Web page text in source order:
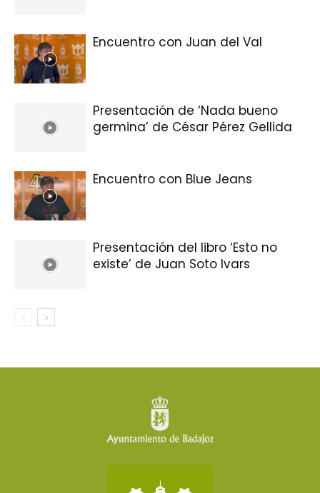
Encuentro con Juan del Val
Presentación de ‘Nada bueno
germina’ de César Pérez Gellida
Encuentro con Blue Jeans
Presentación del libro ‘Esto no
existe’ de Juan Soto Ivars